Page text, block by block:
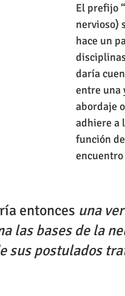
El prefijo
nervioso)
hace un
daría
entre una
abordaje
adhiere a
función
entonces una
las bases de la
sus postulados